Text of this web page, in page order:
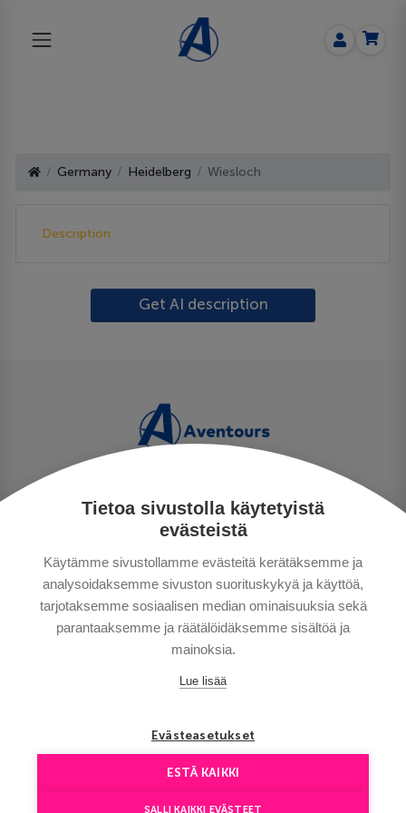
Tietoa sivustolla käytetyistä
evästeistä
Käytämme sivustollamme evästeitä kerätäksemme ja
analysoidaksemme sivuston suorituskykyä ja käyttöä,
tarjotaksemme sosiaalisen median ominaisuuksia sekä
parantaaksemme ja räätälöidäksemme sisältöä ja
mainoksia.
Lue lisää
Evästeasetukset
ESTÄ KAIKKI
SALLI KAIKKI EVÄSTEET
Germany Heidelberg Wiesloch
Description
Get AI description
PRIVACY POLICY
MAKSUTAVAT
GENERAL CONDITIONS
GOOD TO KNOW
CONTACTS
Copyright © Aventours 2026